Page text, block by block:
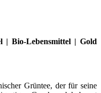
| Bio-Lebensmittel | Gold
Grüntee, der für seine